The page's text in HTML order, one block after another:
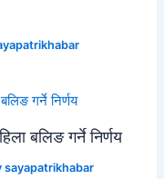
बलिङ गर्ने निर्णय
sayapatrikhabar